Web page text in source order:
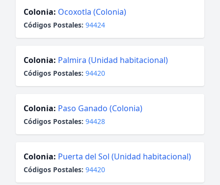
Colonia: Ocoxotla (Colonia)
Códigos Postales: 94424
Colonia: Palmira (Unidad habitacional)
Códigos Postales: 94420
Colonia: Paso Ganado (Colonia)
Códigos Postales: 94428
Colonia: Puerta del Sol (Unidad habitacional)
Códigos Postales: 94420